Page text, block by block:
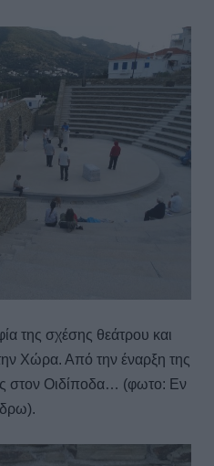
της σχέσης θεάτρου και
Χώρα. Από την έναρξη της
στον Οιδίποδα… (φωτο: Εν